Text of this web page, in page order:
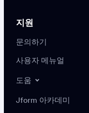
지원
문의하기
사용자 메뉴얼
도움
Jform 아카데미